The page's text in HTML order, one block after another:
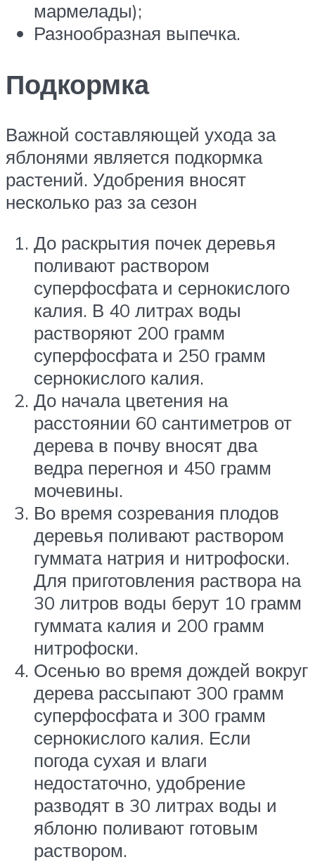
мармелады);
Разнообразная выпечка.
Подкормка
Важной составляющей ухода за
яблонями является подкормка
растений. Удобрения вносят
несколько раз за сезон
До раскрытия почек деревья
поливают раствором
суперфосфата и сернокислого
калия. В 40 литрах воды
растворяют 200 грамм
суперфосфата и 250 грамм
сернокислого калия.
До начала цветения на
расстоянии 60 сантиметров от
дерева в почву вносят два
ведра перегноя и 450 грамм
мочевины.
Во время созревания плодов
деревья поливают раствором
гуммата натрия и нитрофоски.
Для приготовления раствора на
30 литров воды берут 10 грамм
гуммата калия и 200 грамм
нитрофоски.
Осенью во время дождей вокруг
дерева рассыпают 300 грамм
суперфосфата и 300 грамм
сернокислого калия. Если
погода сухая и влаги
недостаточно, удобрение
разводят в 30 литрах воды и
яблоню поливают готовым
раствором.